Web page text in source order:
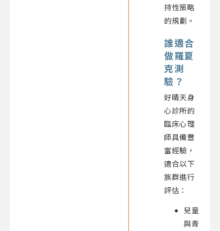
持性策略
的規劃。
誰適合
做羅夏
克測
驗？
好晴天身
心診所的
臨床心理
師具備豐
富經驗，
適合以下
族群進行
評估：
兒童
與青